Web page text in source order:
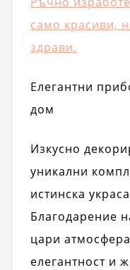
само красиви,
здрави.
Елегантни
дом
Изкусно
уникални
истинска
Благодарение
цари
елегантност и